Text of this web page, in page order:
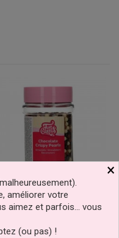
Perles Croustillantes
FunCakes
×
améliorer votre
aimez et parfois… vous
(ou pas) !